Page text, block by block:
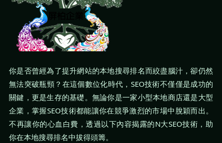
你是否曾經為了提升網站的本地搜尋排名而絞盡腦汁，卻仍然
無法突破瓶頸？在這個數位化時代，SEO技術不僅僅是成功的
關鍵，更是生存的基礎。無論你是一家小型本地商店還是大型
企業，掌握SEO技術都能讓你在競爭激烈的市場中脫穎而出。
不再讓你的心血白費，透過以下內容揭露的N大SEO技術，助
你在本地搜尋排名中拔得頭籌。